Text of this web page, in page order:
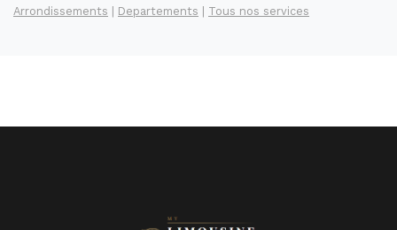
Arrondissements Departements Tous nos services